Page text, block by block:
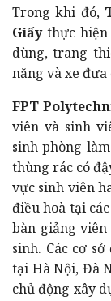
Trong khi đó,
Giấythực hiện
dùng, trang
năng và xe đưa
FPT
viên và sinh
sinh phòng
thùng rác có
vực sinh viên
điều hoà tại
bàn giảng viên
sinh. Các cơ
tại Hà Nội, Đà
chủ động xây